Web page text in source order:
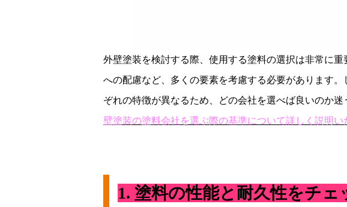
外壁塗装を検討する際、使用する塗料の選択は非常に
への配慮など、多くの要素を考慮する必要があります
ぞれの特徴が異なるため、どの会社を選べば良いのか迷
壁塗装の塗料会社を選ぶ際の基準について詳しく説明い
1. 塗料の性能と耐久性をチェ